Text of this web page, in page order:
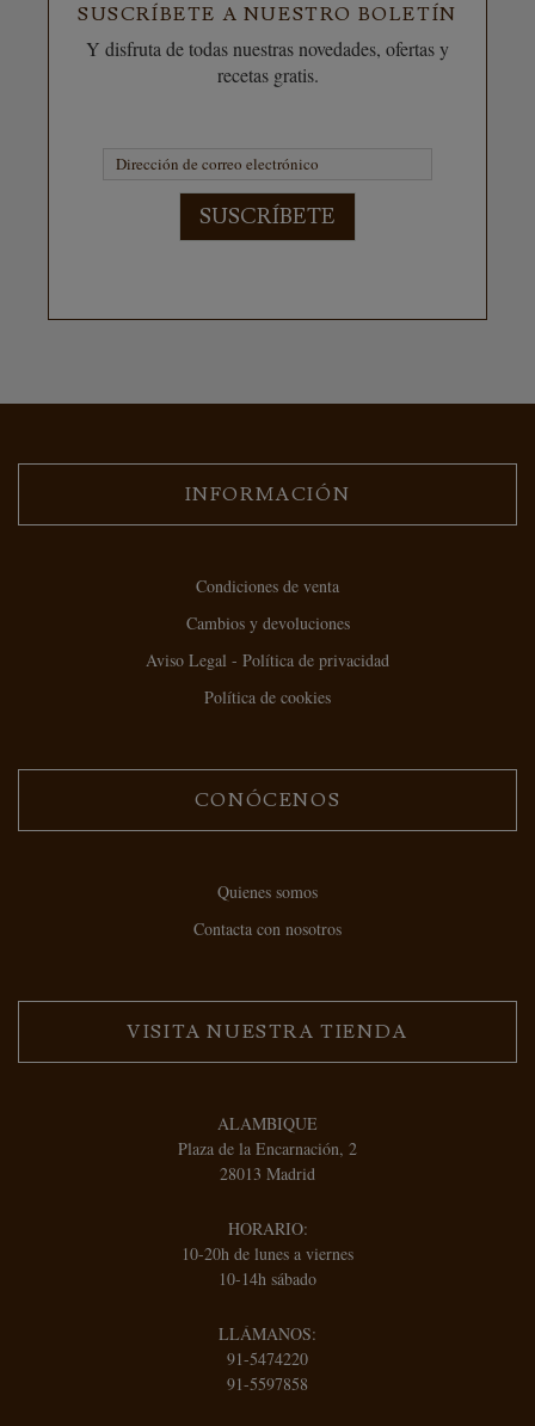
SUSCRÍBETE A NUESTRO BOLETÍN
Y disfruta de todas nuestras novedades, ofertas y
recetas gratis.
SUSCRÍBETE
INFORMACIÓN
Condiciones de venta
Cambios y devoluciones
Aviso Legal - Política de privacidad
Política de cookies
CONÓCENOS
Quienes somos
Contacta con nosotros
VISITA NUESTRA TIENDA
ALAMBIQUE
Plaza de la Encarnación, 2
28013 Madrid
HORARIO:
10-20h de lunes a viernes
10-14h sábado
LLÁMANOS:
91-5474220
91-5597858